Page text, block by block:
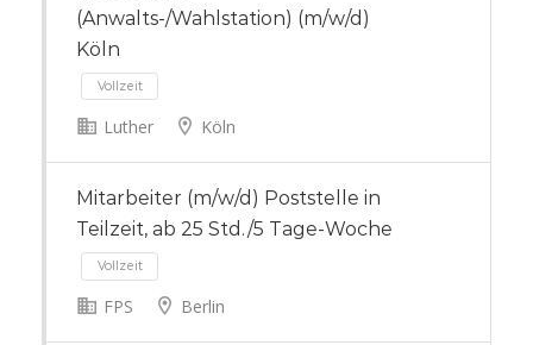
(Anwalts-/Wahlstation) (m/w/d)
Köln
Vollzeit
Luther Köln
Mitarbeiter (m/w/d) Poststelle in
Teilzeit, ab 25 Std./5 Tage-Woche
FPS Berlin